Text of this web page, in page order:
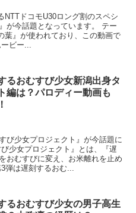
NTTドコモU30ロング割のスペシ
が今話題となっています。 テー
葉』が使われており、この動画で
ビー...
るおむすび少女新潟出身タ
編は？パロディー動画も
び少女プロジェクト』が今話題に
少女プロジェクト』とは、『遅
おむすびに変え、お米離れを止め
弾は遅刻するおむ...
るおむすび少女の男子高生